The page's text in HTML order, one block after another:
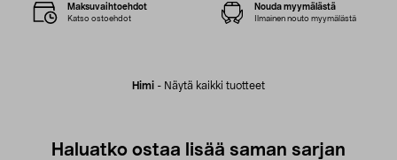
Himi - Näytä kaikki tuotteet
Maksuvaihtoehdot
Katso ostoehdot
Nouda myymälästä
Ilmainen nouto myymälästä
Haluatko ostaa lisää saman sarjan